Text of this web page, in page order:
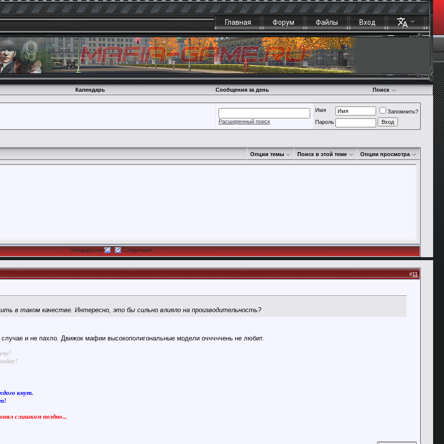
Главная Форум Файлы Вход
Календарь Сообщения за день Поиск
Расширенный поиск
Имя
Запомнить?
Пароль
Опции темы Поиск в этой теме Опции просмотра
Предыдушая Следующая
#11
в таком качестве. Интересно, это бы сильно влияло на производительность?
и не пахло. Движок мафии высокополигональные модели очччччень не любит.
кнут.
слишком поздно...